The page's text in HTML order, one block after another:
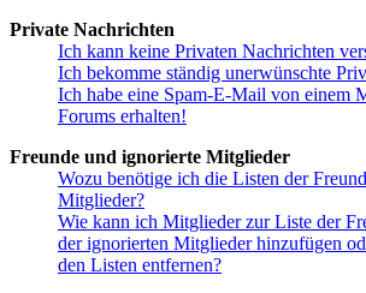
Private Nachrichten
Ich kann keine Privaten Nachrichten
Ich bekomme ständig unerwünschte
Ich habe eine Spam-E-Mail von einem
Forums erhalten!
Freunde und ignorierte Mitglieder
Wozu benötige ich die Listen der
Mitglieder?
Wie kann ich Mitglieder zur Liste der
der ignorierten Mitglieder hinzufügen
den Listen entfernen?